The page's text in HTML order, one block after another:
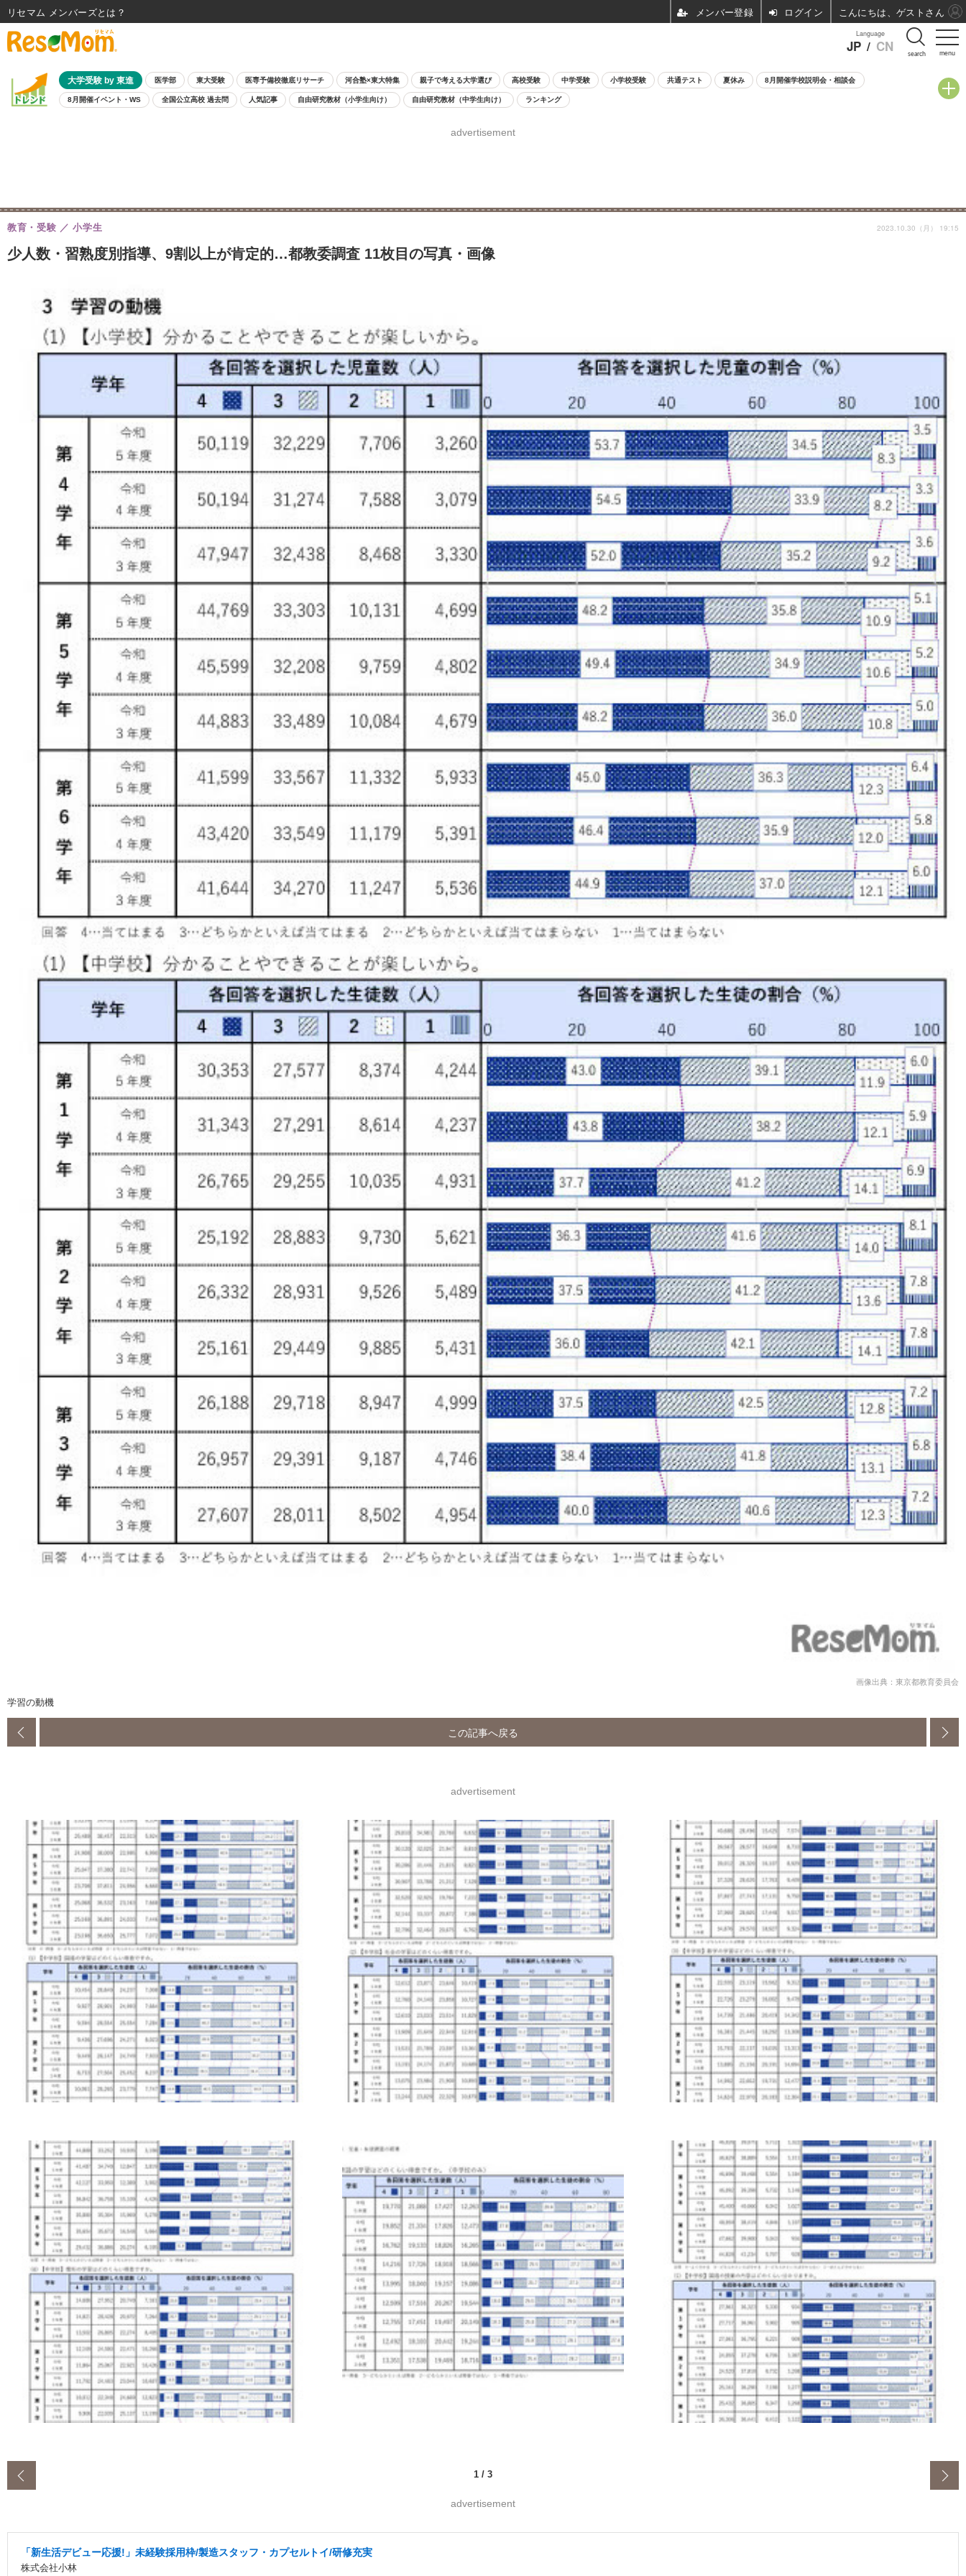
menu
Language
JP / CN search
大学受験 by 東進 医学部 東大受験 医専予備校徹底リサーチ 河合塾×東大特集 親子で考える大学選び 高校受験 中学受験 小学校受験 共通テスト 夏休み 8月開催学校説明会・相談会
8月開催イベント・WS 全国公立高校 過去問 人気記事 自由研究教材（小学生向け） 自由研究教材（中学生向け） ランキング
advertisement
少人数・習熟度別指導、9割以上が肯定的…都教委調査 11枚目の写真・画像
教育・受験 小学生 2023.10.30（月） 19:15
画像出典：東京都教育委員会
学習の動機
この記事へ戻る
advertisement
1 / 3
advertisement
「新生活デビュー応援!」未経験採用枠/製造スタッフ・カプセルトイ/研修充実
株式会社小林
リセマム メンバーズ ログイン こんにちは、ゲストさん